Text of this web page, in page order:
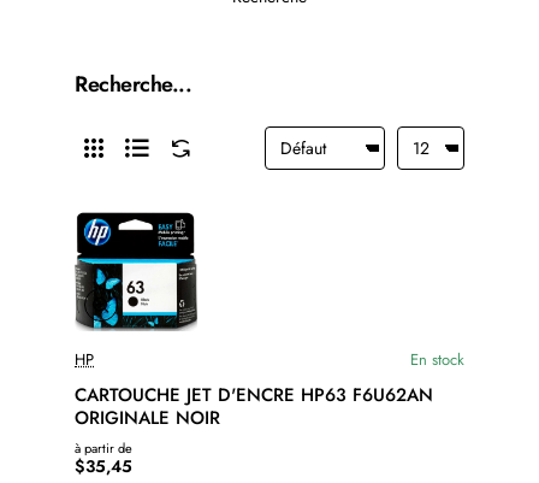
Recherche...
HP En stock
CARTOUCHE JET D'ENCRE HP63 F6U62AN
ORIGINALE NOIR
à partir de
$35,45